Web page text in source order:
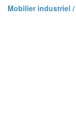
Mobilier industriel